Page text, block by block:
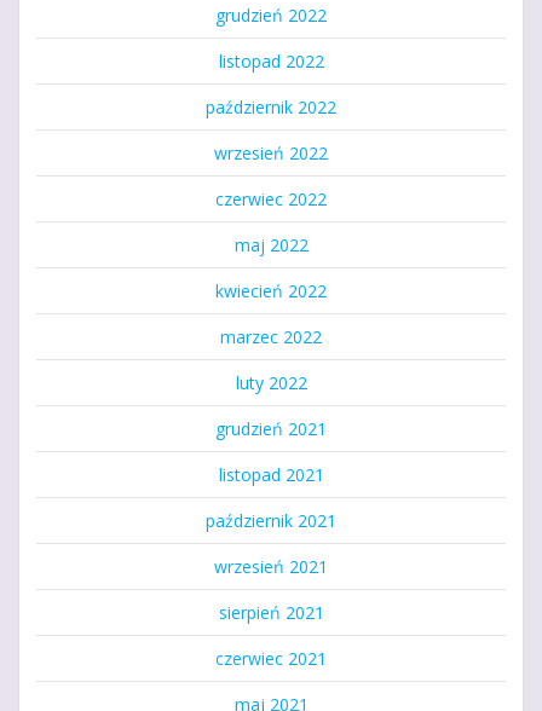
grudzień 2022
listopad 2022
październik 2022
wrzesień 2022
czerwiec 2022
maj 2022
kwiecień 2022
marzec 2022
luty 2022
grudzień 2021
listopad 2021
październik 2021
wrzesień 2021
sierpień 2021
czerwiec 2021
maj 2021